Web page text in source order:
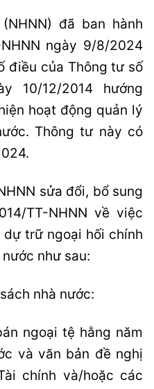
đã ban hành
ngày 9/8/2024
điều của Thông tư số
10/12/2014 hướng
hoạt động quản lý
Thông tư này có
sửa đổi, bổ sung
TT-NHNN về việc
trữ ngoại hối chính
như sau:
nhà nước:
ngoại tệ hằng năm
và văn bản đề nghị
chính và/hoặc các